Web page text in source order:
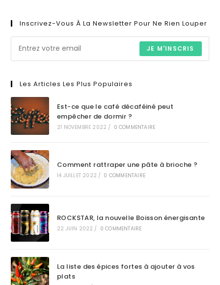
Inscrivez-Vous À La Newsletter Pour Ne Rien Louper
JE M'INSCRIS
Les Articles Les Plus Populaires
Est-ce que le café décaféiné peut
empêcher de dormir ?
21 NOVEMBRE 2022 / 0 COMMENTAIRE
Comment rattraper une pâte à brioche ?
14 JUILLET 2022 / 0 COMMENTAIRE
ROCKSTAR, la nouvelle Boisson énergisante
22 JUIN 2022 / 0 COMMENTAIRE
La liste des épices fortes à ajouter à vos
plats